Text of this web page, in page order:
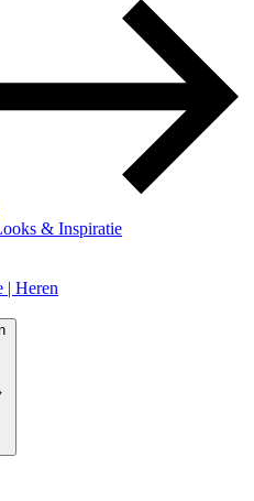
& Inspiratie
| Heren